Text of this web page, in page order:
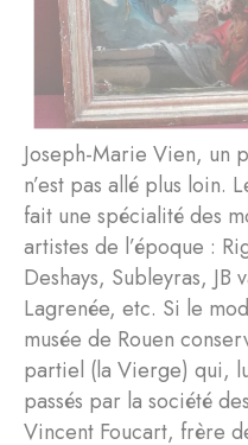
Joseph-Marie Vien, un
n’est pas allé plus loin.
fait une spécialité des
artistes de l’époque :
Deshays, Subleyras, JB
Lagrenée, etc. Si le
musée de Rouen
partiel (la Vierge) qui,
passés par la société
Vincent Foucart, frère